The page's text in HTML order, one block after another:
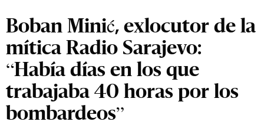
Boban Minić, exlocutor de la
mítica Radio Sarajevo:
“Había días en los que
trabajaba 40 horas por los
bombardeos”